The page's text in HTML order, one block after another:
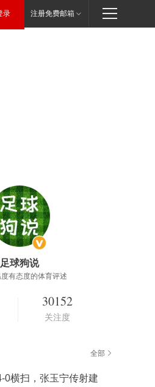
录 注册免费邮箱
足球狗说
有态度的体育评述
30152
关注度
全部
0横扫，张玉宁传射建